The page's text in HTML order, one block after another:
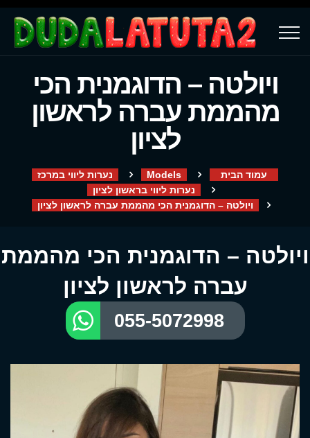
ויולטה – הדוגמנית הכי
מהממת עברה לראשון
לציון
עמוד הבית Models
נערות ליווי במרכז
נערות ליווי בראשון לציון
ויולטה – הדוגמנית הכי מהממת עברה לראשון לציון
ויולטה – הדוגמנית הכי מהממת
עברה לראשון לציון
055-5072998